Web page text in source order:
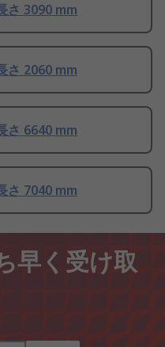
さ 3090 mm
さ 2060 mm
さ 6640 mm
さ 7040 mm
早く受け取